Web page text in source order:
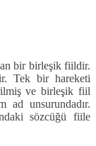
bir birleşik fiildir.
Tek bir hareketi
ve birleşik fiil
ad unsurundadır.
sözcüğü fiile